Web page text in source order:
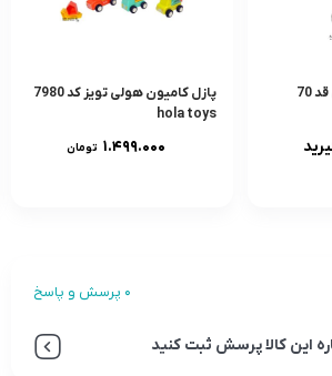
70
پازل کامیون هولی تویز کد 7980
hola toys
۱.۴۹۹.۰۰۰ تومان
0 پرسش و پاسخ
این کالا پرسش ثبت کنید